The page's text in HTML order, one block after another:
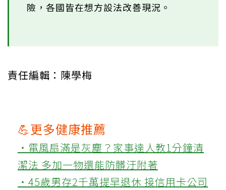
險，各國皆在想方設法改善現況。
責任編輯：陳學梅
💪更多健康推薦
‧電風扇滿是灰塵？家事達人教1分鐘清
潔法 多加一物還能防髒汙附著
‧45歲男存2千萬提早退休 接信用卡公司